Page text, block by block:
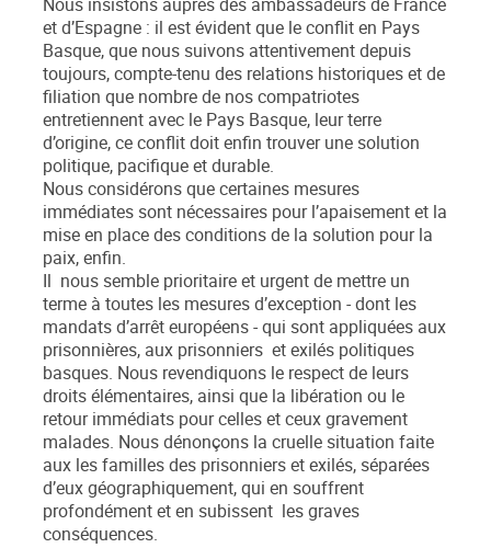
Nous insistons auprès des ambassadeurs de France
et d’Espagne : il est évident que le conflit en Pays
Basque, que nous suivons attentivement depuis
toujours, compte-tenu des relations historiques et de
filiation que nombre de nos compatriotes
entretiennent avec le Pays Basque, leur terre
d’origine, ce conflit doit enfin trouver une solution
politique, pacifique et durable.
Nous considérons que certaines mesures
immédiates sont nécessaires pour l’apaisement et la
mise en place des conditions de la solution pour la
paix, enfin.
Il nous semble prioritaire et urgent de mettre un
terme à toutes les mesures d’exception - dont les
mandats d’arrêt européens - qui sont appliquées aux
prisonnières, aux prisonniers et exilés politiques
basques. Nous revendiquons le respect de leurs
droits élémentaires, ainsi que la libération ou le
retour immédiats pour celles et ceux gravement
malades. Nous dénonçons la cruelle situation faite
aux les familles des prisonniers et exilés, séparées
d’eux géographiquement, qui en souffrent
profondément et en subissent les graves
conséquences.